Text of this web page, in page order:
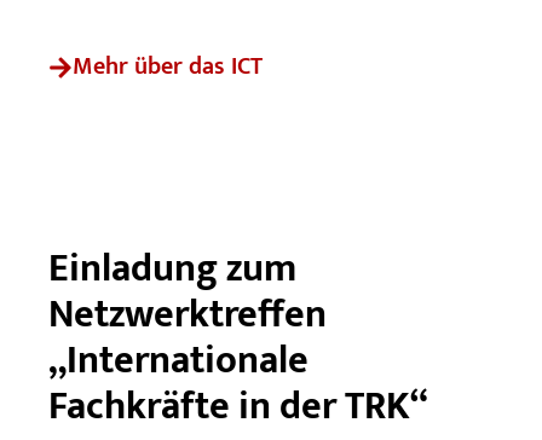
Mehr über das ICT
Einladung zum
Netzwerktreffen
„Internationale
Fachkräfte in der TRK“